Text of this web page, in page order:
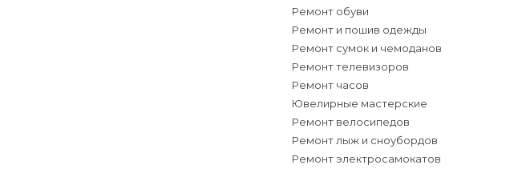
Ремонт обуви
Ремонт и пошив одежды
Ремонт сумок и чемоданов
Ремонт телевизоров
Ремонт часов
Ювелирные мастерские
Ремонт велосипедов
Ремонт лыж и сноубордов
Ремонт электросамокатов